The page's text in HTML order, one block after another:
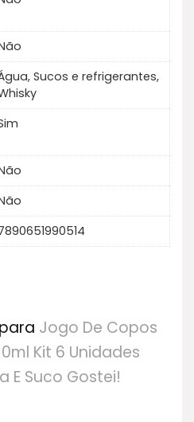
Sucos e refrigerantes,
Jogo De Copos
Kit 6 Unidades
E Suco Gostei!